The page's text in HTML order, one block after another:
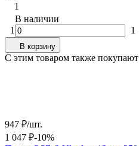
1
В наличии
1
1
В корзину
C этим товаром также покупают
947 ₽/шт.
1 047 ₽-10%